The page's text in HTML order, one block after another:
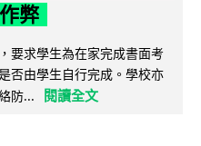
弊
要求學生為在家完成書面考
否由學生自行完成。學校亦
防...
閱讀全文